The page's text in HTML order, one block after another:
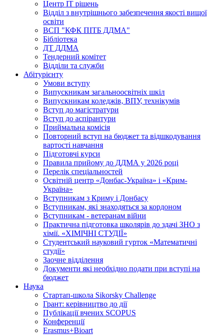
Центр ІТ рішень
Відділ з внутрішнього забезпечення якості вищої
освіти
ВСП "КФК ПІТБ ДДМА"
Бібліотека
ДТ ДДМА
Тендерний комітет
Відділи та служби
Абітурієнту
Умови вступу
Випускникам загальноосвітніх шкіл
Випускникам коледжів, ВПУ, технікумів
Вступ до магістратури
Вступ до аспірантури
Приймальна комісія
Повторний вступ на бюджет та відшкодування
вартості навчання
Підготовчі курси
Правила прийому до ДДМА у 2026 році
Перелік спеціальностей
Освітній центр «Донбас-Україна» і «Крим-
Україна»
Вступникам з Криму і Донбасу
Вступникам, які знаходяться за кордоном
Вступникам - ветеранам війни
Практична підготовка школярів до здачі ЗНО з
хімії. «ХІМІЧНІ СТУДІЇ»
Студентський науковий гурток «Математичні
студії»
Заочне відділення
Документи які необхідно подати при вступі на
бюджет
Наука
Стартап-школа Sikorsky Challenge
Грант: керівництво до дії
Публікації вчених SCOPUS
Конференції
Erasmus+Bioart